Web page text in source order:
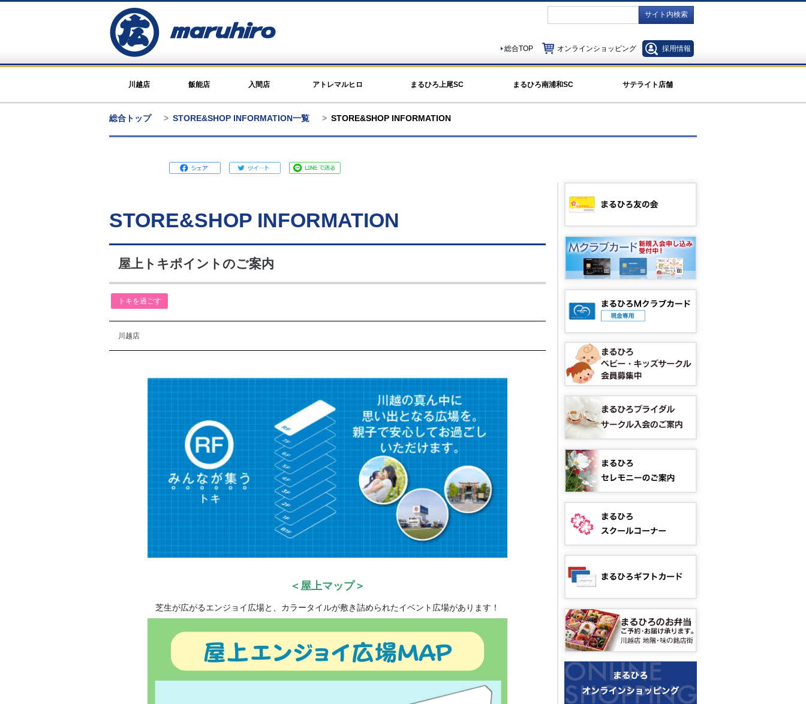
サイト内検索
総合TOP オンラインショッピング 採用情報
川越店 飯能店 入間店 アトレマルヒロ まるひろ上尾SC まるひろ南浦和SC サテライト店舗
総合トップ STORE&SHOP INFORMATION一覧 STORE&SHOP INFORMATION
STORE&SHOP INFORMATION
屋上トキポイントのご案内
トキを過ごす
川越店
＜屋上マップ＞
芝生が広がるエンジョイ広場と、カラータイルが敷き詰められたイベント広場があります！